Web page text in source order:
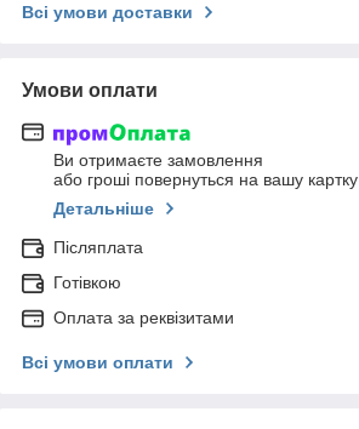
Всі умови доставки
Умови оплати
Ви отримаєте замовлення
або гроші повернуться на вашу картку
Детальніше
Післяплата
Готівкою
Оплата за реквізитами
Всі умови оплати